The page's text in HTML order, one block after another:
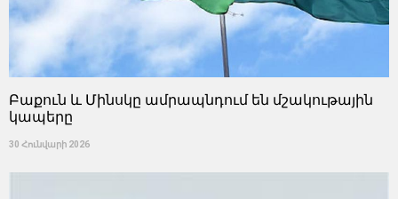
Բաքուն և Մինսկը ամրապնդում են մշակութային
կապերը
30 Հունվարի 2026